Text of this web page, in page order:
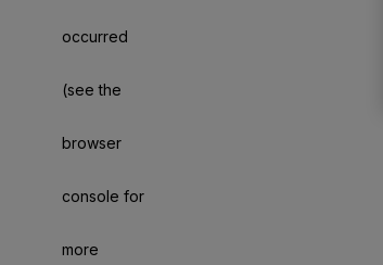
occurred
(see the
browser
console for
more